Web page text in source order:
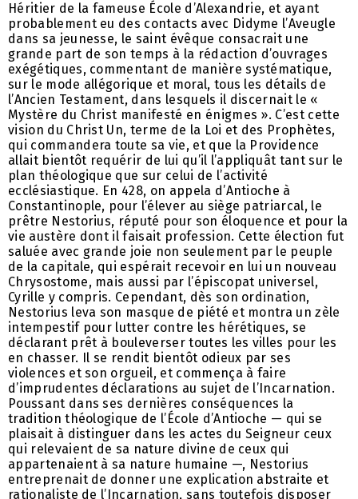
Héritier de la fameuse École d’Alexandrie, et ayant
probablement eu des contacts avec Didyme l’Aveugle
dans sa jeunesse, le saint évêque consacrait une
grande part de son temps à la rédaction d’ouvrages
exégétiques, commentant de manière systématique,
sur le mode allégorique et moral, tous les détails de
l’Ancien Testament, dans lesquels il discernait le «
Mystère du Christ manifesté en énigmes ». C’est cette
vision du Christ Un, terme de la Loi et des Prophètes,
qui commandera toute sa vie, et que la Providence
allait bientôt requérir de lui qu’il l’appliquât tant sur le
plan théologique que sur celui de l’activité
ecclésiastique. En 428, on appela d’Antioche à
Constantinople, pour l’élever au siège patriarcal, le
prêtre Nestorius, réputé pour son éloquence et pour la
vie austère dont il faisait profession. Cette élection fut
saluée avec grande joie non seulement par le peuple
de la capitale, qui espérait recevoir en lui un nouveau
Chrysostome, mais aussi par l’épiscopat universel,
Cyrille y compris. Cependant, dès son ordination,
Nestorius leva son masque de piété et montra un zèle
intempestif pour lutter contre les hérétiques, se
déclarant prêt à bouleverser toutes les villes pour les
en chasser. Il se rendit bientôt odieux par ses
violences et son orgueil, et commença à faire
d’imprudentes déclarations au sujet de l’Incarnation.
Poussant dans ses dernières conséquences la
tradition théologique de l’École d’Antioche — qui se
plaisait à distinguer dans les actes du Seigneur ceux
qui relevaient de sa nature divine de ceux qui
appartenaient à sa nature humaine —, Nestorius
entreprenait de donner une explication abstraite et
rationaliste de l’Incarnation, sans toutefois disposer